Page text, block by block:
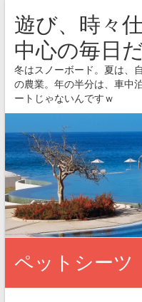
遊び、時々
中心の毎日
冬はスノーボード。夏は、
の農業。年の半分は、車中
ートじゃないんですｗ
ペットシーツ